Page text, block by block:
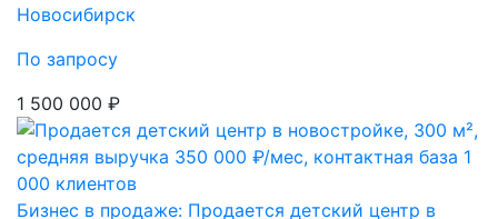
Новосибирск
По запросу
1 500 000 ₽
Бизнес в продаже: Продается детский центр в